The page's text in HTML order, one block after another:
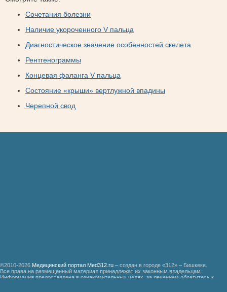
Сочетания болезни
Наличие укороченного V пальца
Диагностическое значение особенностей скелета
Рентгенограммы
Концевая фаланга V пальца
Состояние «крыши» вертлужной впадины
Черепной свод
©2010-2026 Медицинский портал Med312.ru – создан в городе «312» – Бишкеке.
Все права на размещенный материал принадлежат их законным владельцам.
Информация предоставлена в ознакомительных целях, за лечением обратитесь к